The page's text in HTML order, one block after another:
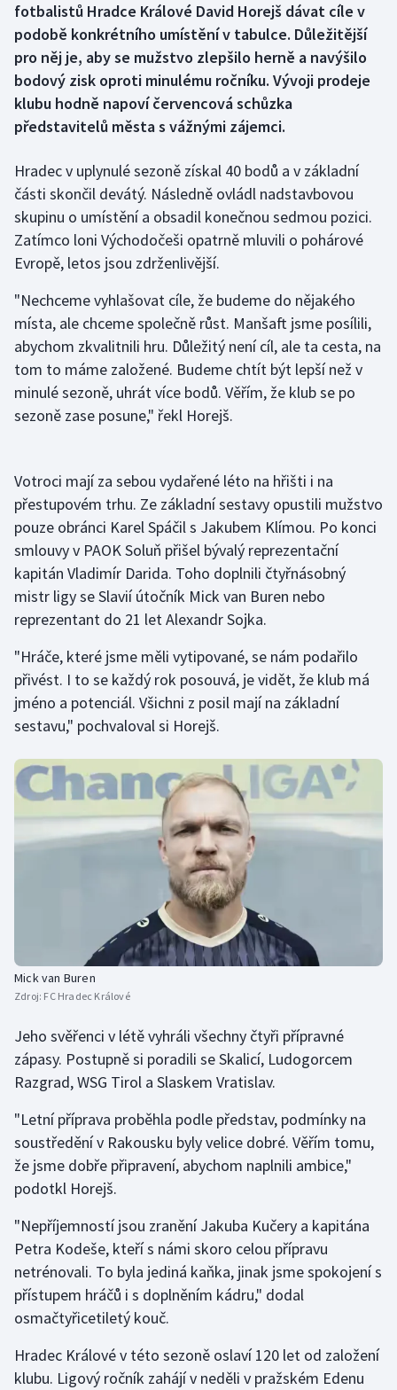
Curling
Dostihy
Florbal
Golf
Gymnastika
Jezdectví
Judo
Krasobruslení
Lyže a snowboard
Moderní pětiboj
Motorsport
Olympijské hry
Parasport
Plavání
Ragby
Rychlobruslení
Sportovní střelba
Stolní tenis
Veslování
Vodní slalom
Volejbal
Ostatní
fotbalistů Hradce Králové David Horejš dávat cíle v
podobě konkrétního umístění v tabulce. Důležitější
pro něj je, aby se mužstvo zlepšilo herně a navýšilo
bodový zisk oproti minulému ročníku. Vývoji prodeje
klubu hodně napoví červencová schůzka
představitelů města s vážnými zájemci.
Hradec v uplynulé sezoně získal 40 bodů a v základní
části skončil devátý. Následně ovládl nadstavbovou
skupinu o umístění a obsadil konečnou sedmou pozici.
Zatímco loni Východočeši opatrně mluvili o pohárové
Evropě, letos jsou zdrženlivější.
"Nechceme vyhlašovat cíle, že budeme do nějakého
místa, ale chceme společně růst. Manšaft jsme posílili,
abychom zkvalitnili hru. Důležitý není cíl, ale ta cesta, na
tom to máme založené. Budeme chtít být lepší než v
minulé sezoně, uhrát více bodů. Věřím, že klub se po
sezoně zase posune," řekl Horejš.
Votroci mají za sebou vydařené léto na hřišti i na
přestupovém trhu. Ze základní sestavy opustili mužstvo
pouze obránci Karel Spáčil s Jakubem Klímou. Po konci
smlouvy v PAOK Soluň přišel bývalý reprezentační
kapitán Vladimír Darida. Toho doplnili čtyřnásobný
mistr ligy se Slavií útočník Mick van Buren nebo
reprezentant do 21 let Alexandr Sojka.
"Hráče, které jsme měli vytipované, se nám podařilo
přivést. I to se každý rok posouvá, je vidět, že klub má
jméno a potenciál. Všichni z posil mají na základní
sestavu," pochvaloval si Horejš.
Mick van Buren
Zdroj: FC Hradec Králové
Jeho svěřenci v létě vyhráli všechny čtyři přípravné
zápasy. Postupně si poradili se Skalicí, Ludogorcem
Razgrad, WSG Tirol a Slaskem Vratislav.
"Letní příprava proběhla podle představ, podmínky na
soustředění v Rakousku byly velice dobré. Věřím tomu,
že jsme dobře připravení, abychom naplnili ambice,"
podotkl Horejš.
"Nepříjemností jsou zranění Jakuba Kučery a kapitána
Petra Kodeše, kteří s námi skoro celou přípravu
netrénovali. To byla jediná kaňka, jinak jsme spokojení s
přístupem hráčů i s doplněním kádru," dodal
osmačtyřicetiletý kouč.
Hradec Králové v této sezoně oslaví 120 let od založení
klubu. Ligový ročník zahájí v neděli v pražském Edenu